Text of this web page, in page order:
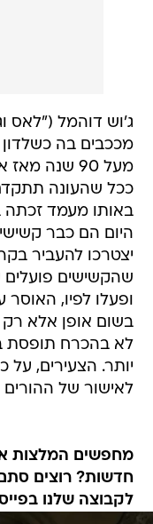
ג'וש דוהמל ("לאס
מככבים בה כשלדון
מעל 90 שנה
ככל שהעונה
באותו מעמד זכתה
היום הם כבר
יצטרכו להעביר
שהקשישים פועלים
ופעלו לפיו,
בשום אופן אלא רק
לא בהכרח תופסת
יותר. הצעירים, על
לאישור של ההורים
מחפשים המלצות
חדשות? רוצים
לקבוצה שלנו